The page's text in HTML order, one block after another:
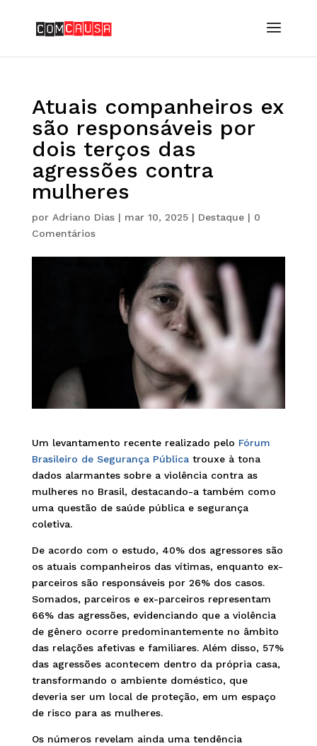
Atuais companheiros ex
são responsáveis por
dois terços das
agressões contra
mulheres
por Adriano Dias| mar 10, 2025| Destaque| 0
Comentários
Um levantamento recente realizado pelo Fórum
Brasileiro de Segurança Públicatrouxe à tona
dados alarmantes sobre a violência contra as
mulheres no Brasil, destacando-a também como
uma questão de saúde pública e segurança
coletiva.
De acordo com o estudo, 40% dos agressores são
os atuais companheiros das vítimas, enquanto ex-
parceiros são responsáveis por 26% dos casos.
Somados, parceiros e ex-parceiros representam
66% das agressões, evidenciando que a violência
de gênero ocorre predominantemente no âmbito
das relações afetivas e familiares. Além disso, 57%
das agressões acontecem dentro da própria casa,
transformando o ambiente doméstico, que
deveria ser um local de proteção, em um espaço
de risco para as mulheres.
Os números revelam ainda uma tendência